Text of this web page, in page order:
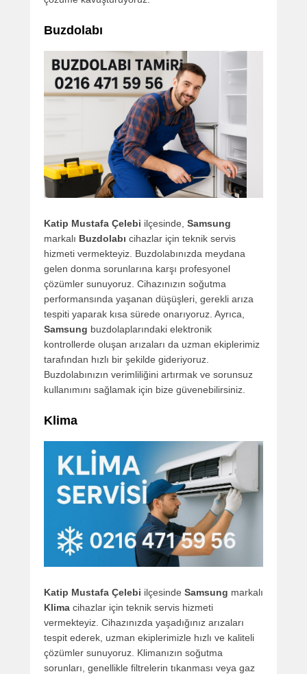
Buzdolabı
Katip Mustafa Çelebi ilçesinde, Samsung
markalı Buzdolabı cihazlar için teknik servis
hizmeti vermekteyiz. Buzdolabınızda meydana
gelen donma sorunlarına karşı profesyonel
çözümler sunuyoruz. Cihazınızın soğutma
performansında yaşanan düşüşleri, gerekli arıza
tespiti yaparak kısa sürede onarıyoruz. Ayrıca,
Samsung buzdolaplarındaki elektronik
kontrollerde oluşan arızaları da uzman ekiplerimiz
tarafından hızlı bir şekilde gideriyoruz.
Buzdolabınızın verimliliğini artırmak ve sorunsuz
kullanımını sağlamak için bize güvenebilirsiniz.
Klima
Katip Mustafa Çelebi ilçesinde Samsung markalı
Klima cihazlar için teknik servis hizmeti
vermekteyiz. Cihazınızda yaşadığınız arızaları
tespit ederek, uzman ekiplerimizle hızlı ve kaliteli
çözümler sunuyoruz. Klimanızın soğutma
sorunları, genellikle filtrelerin tıkanması veya gaz